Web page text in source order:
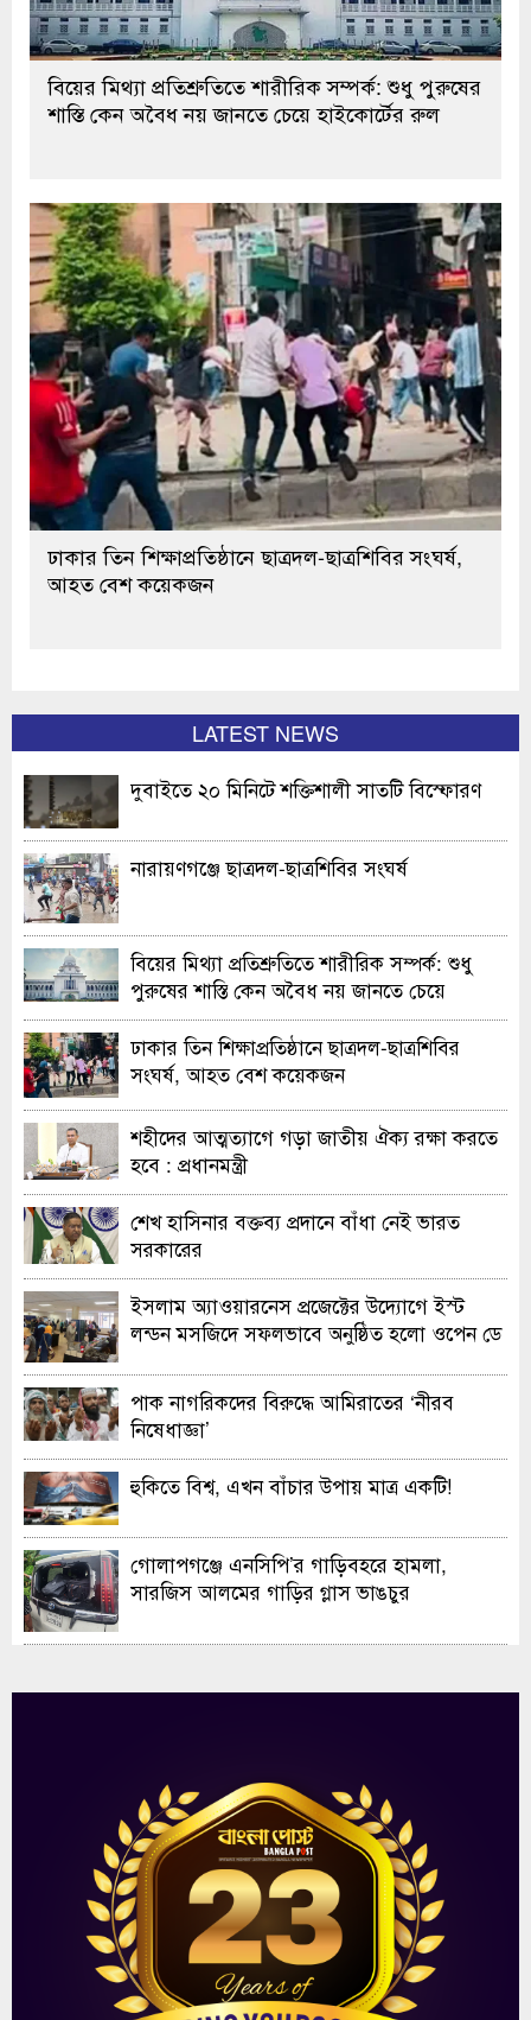
বিয়ের মিথ্যা প্রতিশ্রুতিতে শারীরিক সম্পর্ক: শুধু পুরুষের
শাস্তি কেন অবৈধ নয় জানতে চেয়ে হাইকোর্টের রুল
ঢাকার তিন শিক্ষাপ্রতিষ্ঠানে ছাত্রদল-ছাত্রশিবির সংঘর্ষ,
আহত বেশ কয়েকজন
LATEST NEWS
দুবাইতে ২০ মিনিটে শক্তিশালী সাতটি বিস্ফোরণ
নারায়ণগঞ্জে ছাত্রদল-ছাত্রশিবির সংঘর্ষ
বিয়ের মিথ্যা প্রতিশ্রুতিতে শারীরিক সম্পর্ক: শুধু
পুরুষের শাস্তি কেন অবৈধ নয় জানতে চেয়ে
হাইকোর্টের রুল
ঢাকার তিন শিক্ষাপ্রতিষ্ঠানে ছাত্রদল-ছাত্রশিবির
সংঘর্ষ, আহত বেশ কয়েকজন
শহীদের আত্মত্যাগে গড়া জাতীয় ঐক্য রক্ষা করতে
হবে : প্রধানমন্ত্রী
শেখ হাসিনার বক্তব্য প্রদানে বাঁধা নেই ভারত
সরকারের
ইসলাম অ্যাওয়ারনেস প্রজেক্টের উদ্যোগে ইস্ট
লন্ডন মসজিদে সফলভাবে অনুষ্ঠিত হলো ওপেন ডে
পাক নাগরিকদের বিরুদ্ধে আমিরাতের ‘নীরব
নিষেধাজ্ঞা’
হুকিতে বিশ্ব, এখন বাঁচার উপায় মাত্র একটি!
গোলাপগঞ্জে এনসিপি’র গাড়িবহরে হামলা,
সারজিস আলমের গাড়ির গ্লাস ভাঙচুর